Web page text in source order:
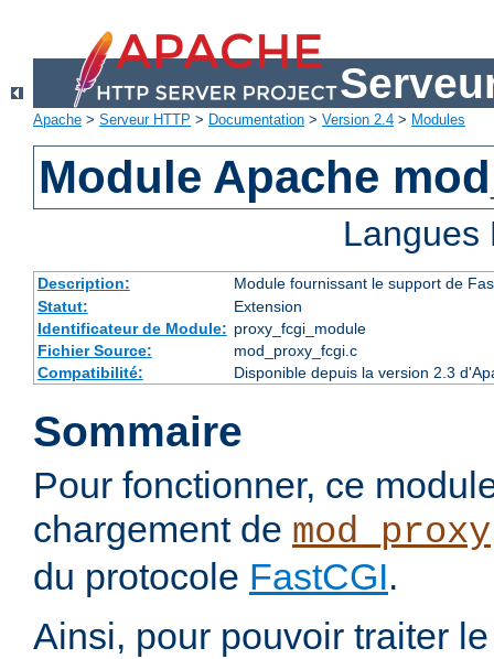
Apache > Serveur HTTP > Documentation > Version 2.4 > Modules
Module Apache
Description:
Module fournissant le support de
Statut:
Extension
Identificateur de Module: proxy_fcgi_module
Fichier Source:
mod_proxy_fcgi.c
Compatibilité:
Disponible depuis la version 2.3
Sommaire
Pour fonctionner, ce
chargement de mod_proxy
du protocole FastCGI.
Ainsi, pour pouvoir traiter